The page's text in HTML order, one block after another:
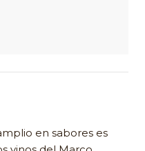
en sabores es